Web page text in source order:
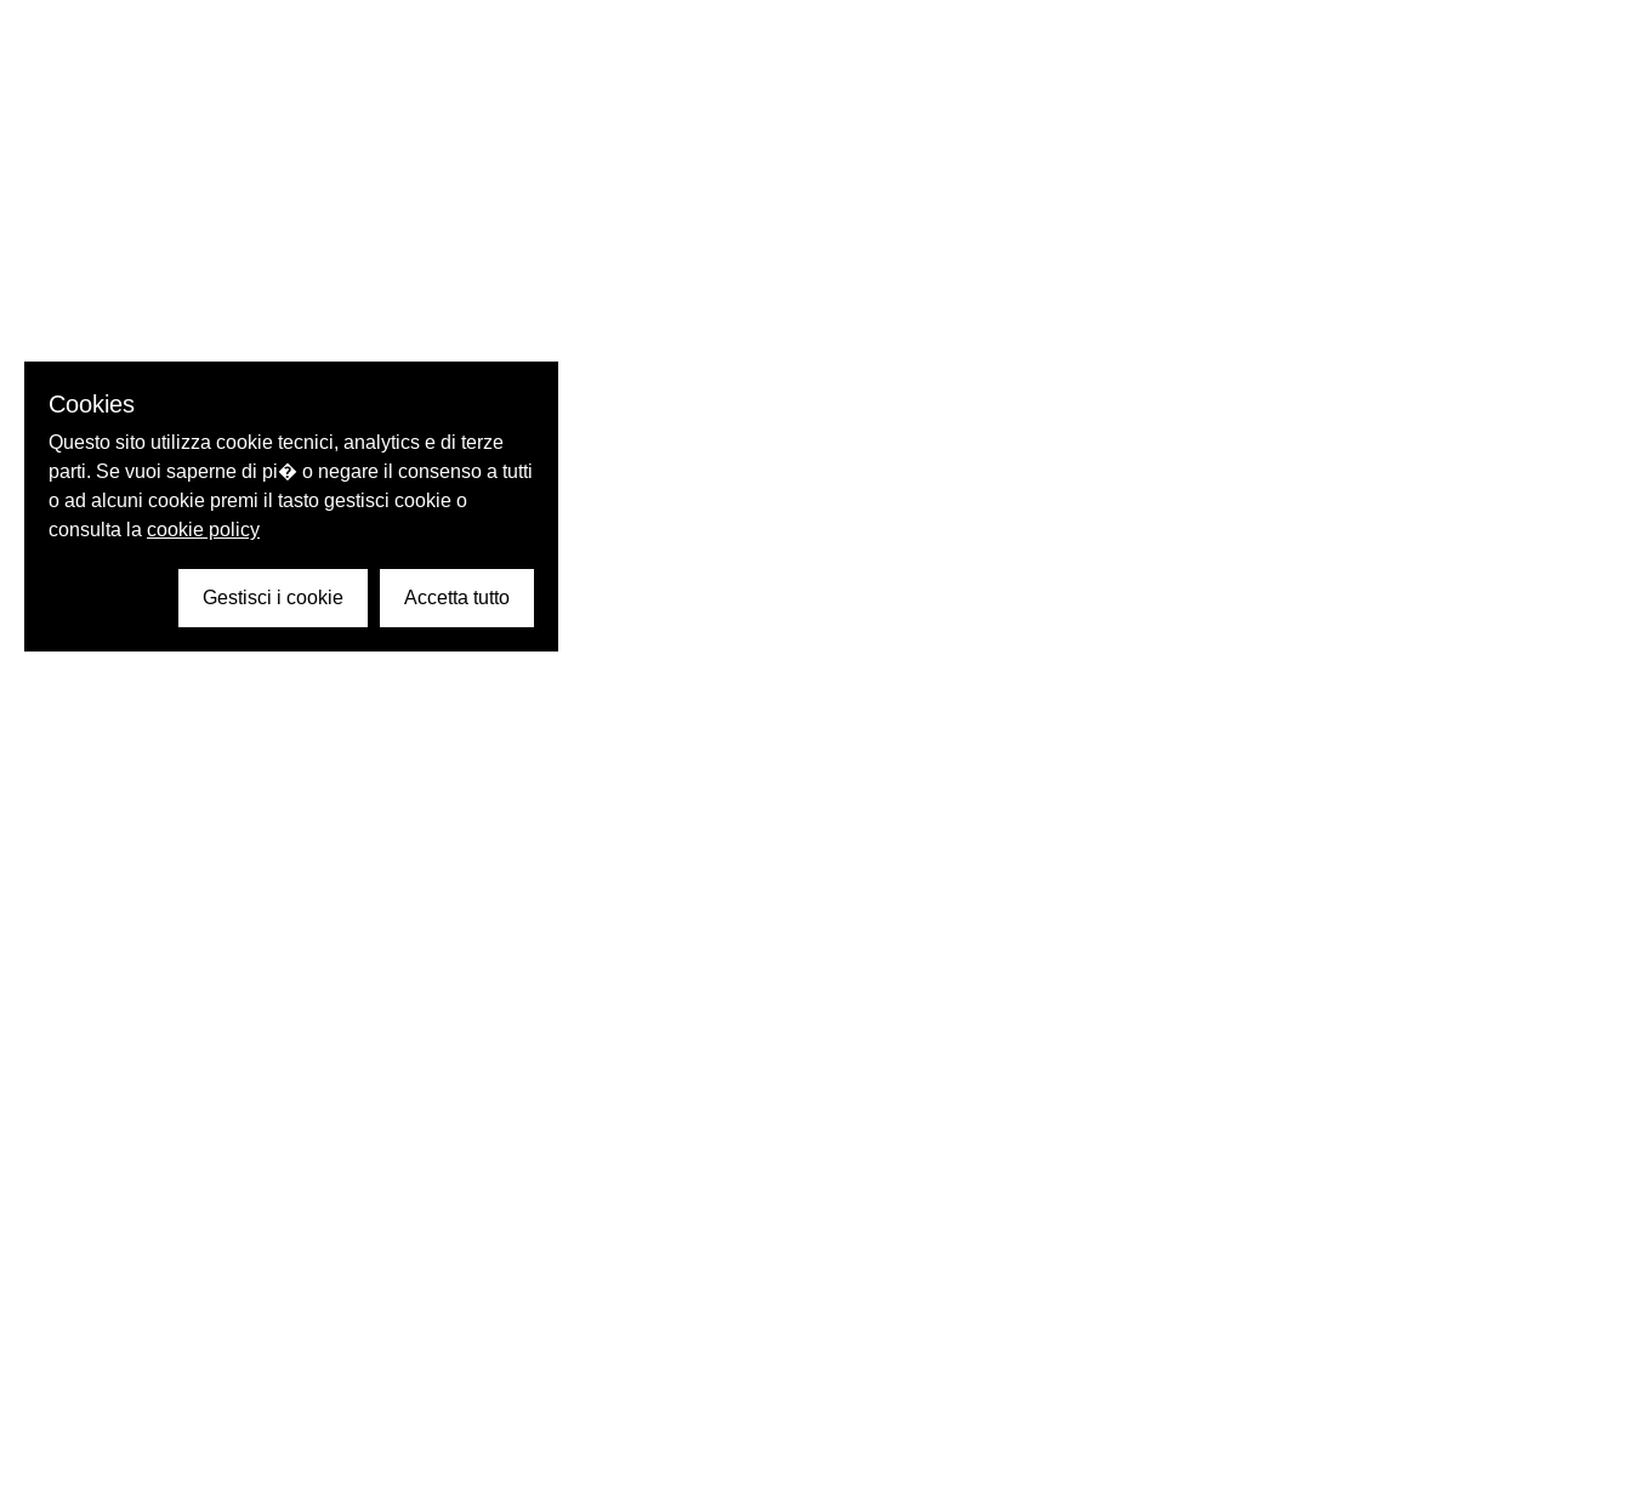
Cookies
Questo sito utilizza cookie tecnici, analytics e di terze
parti. Se vuoi saperne di pi� o negare il consenso a tutti
o ad alcuni cookie premi il tasto gestisci cookie o
consulta la cookie policy
Gestisci i cookie Accetta tutto